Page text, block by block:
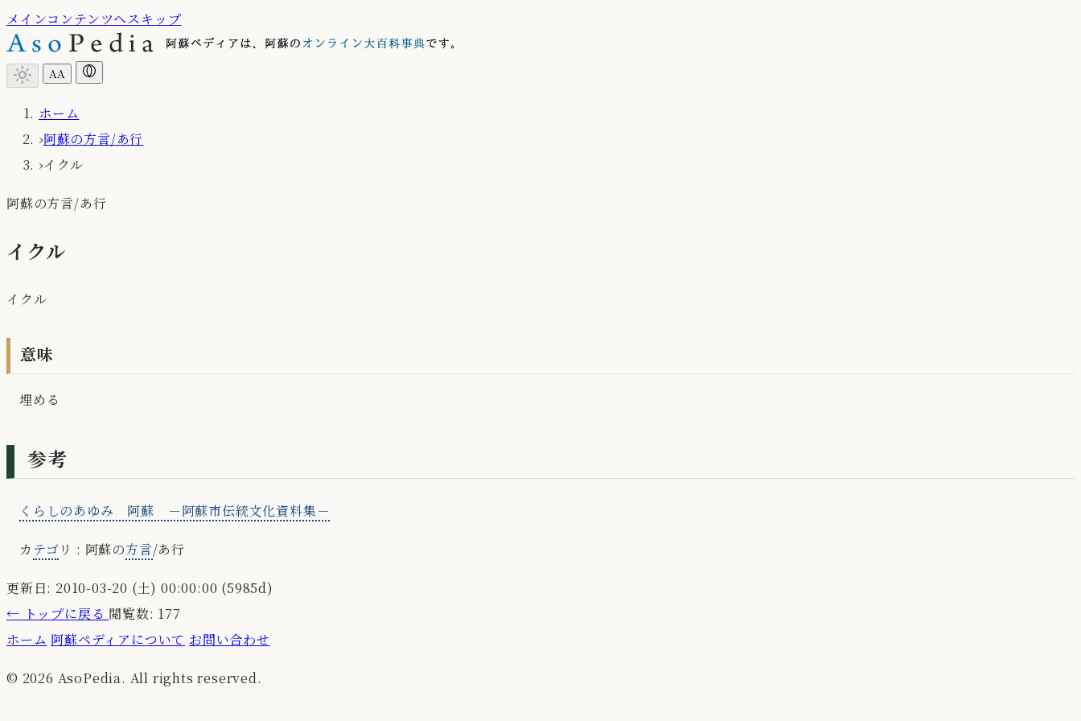
メインコンテンツへスキップ
light_mode AA
ホーム
›阿蘇の方言/あ行
›イクル
阿蘇の方言/あ行
イクル
イクル
意味
埋める
参考
くらしのあゆみ 阿蘇 －阿蘇市伝統文化資料集－
カ テゴリ : 阿蘇の方言/あ行
更新日: 2010-03-20 (土) 00:00:00 (5985d)
← トップに戻る 閲覧数: 177
ホーム 阿蘇ペディアについて お問い合わせ
© 2026 AsoPedia. All rights reserved.